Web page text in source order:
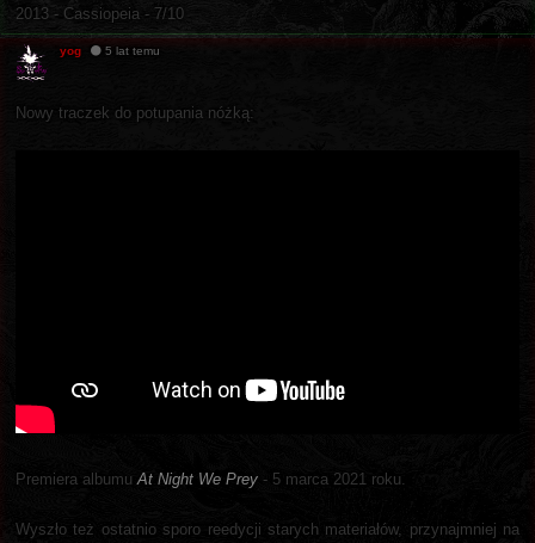
2013 - Cassiopeia - 7/10
yog 5 lat temu
Nowy traczek do potupania nóżką:
Premiera albumu At Night We Prey - 5 marca 2021 roku.
Wyszło też ostatnio sporo reedycji starych materiałów, przynajmniej na